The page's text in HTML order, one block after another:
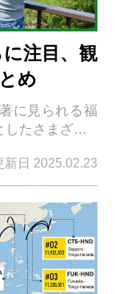
注目、観
め
に見られる福
したさまざ…
新日 2025.02.23